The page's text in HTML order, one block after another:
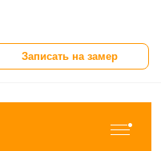
Записать на замер